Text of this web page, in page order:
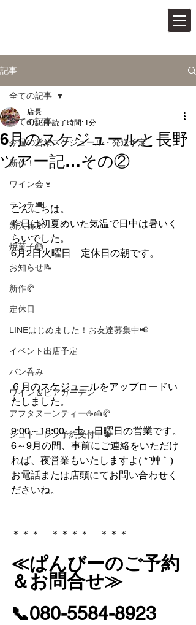
記事
全ての記事
今週の営業スケジュール・発送予定
新作！
ワイン会🍷
ランチ🍽
新入荷🍷
焼菓子🎂
お知らせ📝
新作🥐
定休日
LINEはじめました！お友達募集中📢
イベント出店予定
パン呑み
ワイン＆ビアガーデン
アフタヌーンティー☕🍰🥐
シュトーレン予約受付中🎄
全ての記事
6月のスケジュールと長野
ツアー記…その②
店長
6月2日 読了時間: 1分
こんにちは。
昨日は初夏めいた気温で日中は暑いく
らいでした。
6月2日火曜日　定休日の朝です。
６月のスケジュールをアップロードい
たしました。
9:00～18:00　土・日曜日の営業です。
6～9月の間、事前にご連絡をいただけ
れば、夜営業もいたしますよ( *´艸｀)
お電話または店頭にてお問い合わせく
ださいね。
＊＊＊　＊＊＊＊　＊＊＊
≪ぱんびーのご予約
＆お問合せ≫
📞080-5584-8923